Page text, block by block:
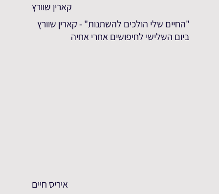
קארין שוורץ
"החיים שלי הולכים להשתנות" - קארין שוורץ
ביום השלישי לחיפושים אחרי אחיה
איריס חיים